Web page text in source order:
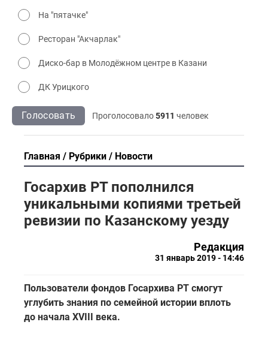
На "пятачке"
Ресторан "Акчарлак"
Диско-бар в Молодёжном центре в Казани
ДК Урицкого
Голосовать Проголосовало5911 человек
Главная Рубрики Новости
Госархив РТ пополнился
уникальными копиями третьей
ревизии по Казанскому уезду
Редакция
31 январь 2019 - 14:46
Пользователи фондов Госархива РТ смогут
углубить знания по семейной истории вплоть
до начала XVIII века.